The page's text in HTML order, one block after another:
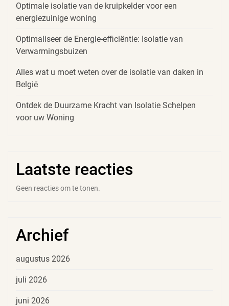
Optimale isolatie van de kruipkelder voor een
energiezuinige woning
Optimaliseer de Energie-efficiëntie: Isolatie van
Verwarmingsbuizen
Alles wat u moet weten over de isolatie van daken in
België
Ontdek de Duurzame Kracht van Isolatie Schelpen
voor uw Woning
Laatste reacties
Geen reacties om te tonen.
Archief
augustus 2026
juli 2026
juni 2026